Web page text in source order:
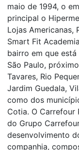
maio de 1994, o
principal o
Lojas Americanas,
Smart Fit
bairro em que
São Paulo,
Tavares, Rio
Jardim Guedala,
como dos
Cotia. O Carrefour
do Grupo
desenvolvimento
companhia,